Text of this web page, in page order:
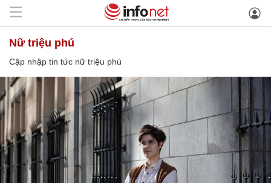
nữ triệu phú
Cập nhập tin tức nữ triệu phú